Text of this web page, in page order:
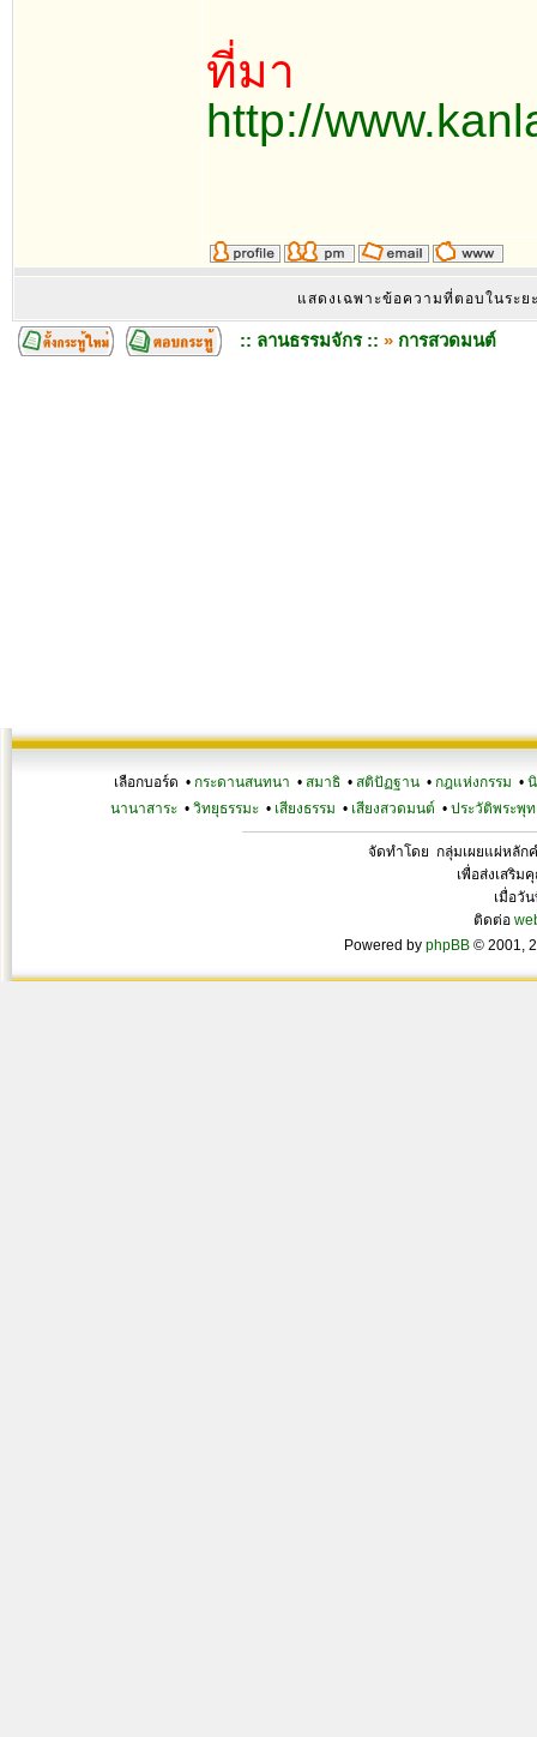
ที่มา
http://
แสดงเฉพาะข้อความที่ตอบในระ
:: ลานธรรมจักร :: » การสวดมนต์
เลือกบอร์ด • กระดานสนทนา • สมาธิ • สติปัฏฐาน • กฎแห่งกรรม •
นานาสาระ• วิทยุธรรมะ• เสียงธรรม • เสียงสวดมนต์ • ประวัติพระพุท
จัดทำโดย กลุ่มเผยแผ่หลัก
เพื่อส่งเสริม
เมื่อวั
ติดต่อ
Powered by phpBB © 2001,